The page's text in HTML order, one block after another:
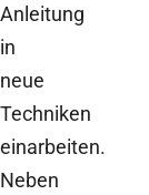
Anleitung
in
neue
Techniken
einarbeiten.
Neben